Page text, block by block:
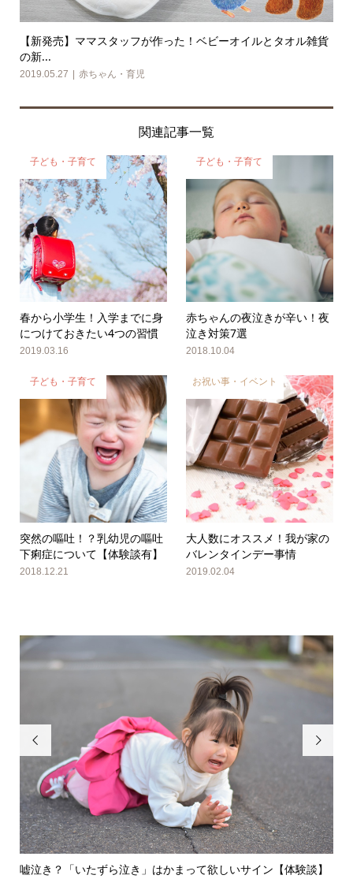
【新発売】ママスタッフが作った！ベビーオイルとタオル雑貨
の新...
2019.05.27 赤ちゃん・育児
関連記事一覧
子ども・子育て
春から小学生！入学までに身
につけておきたい4つの習慣
2019.03.16
子ども・子育て
赤ちゃんの夜泣きが辛い！夜
泣き対策7選
2018.10.04
子ども・子育て
突然の嘔吐！？乳幼児の嘔吐
下痢症について【体験談有】
2018.12.21
お祝い事・イベント
大人数にオススメ！我が家の
バレンタインデー事情
2019.02.04

嘘泣き？「いたずら泣き」はかまって欲しいサイン【体験談】
